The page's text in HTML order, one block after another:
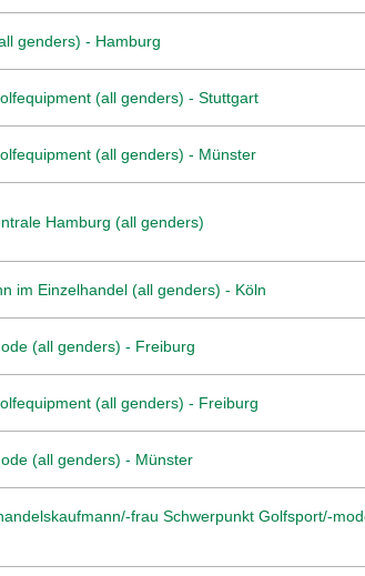
genders) - Hamburg
(all genders) - Stuttgart
(all genders) - Münster
Hamburg (all genders)
im Einzelhandel (all genders) - Köln
(all genders) - Freiburg
(all genders) - Freiburg
(all genders) - Münster
frau Schwerpunkt Golfsport/-